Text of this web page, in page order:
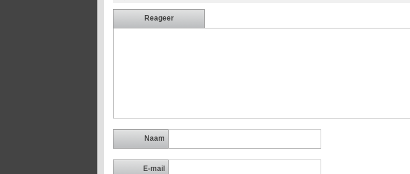
Reageer
Naam
E-mail